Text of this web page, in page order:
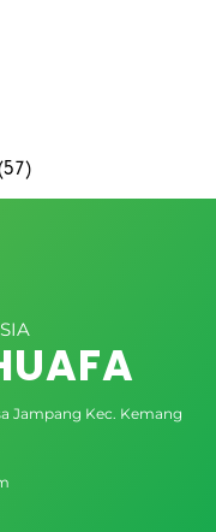
Jampang Kec. Kemang